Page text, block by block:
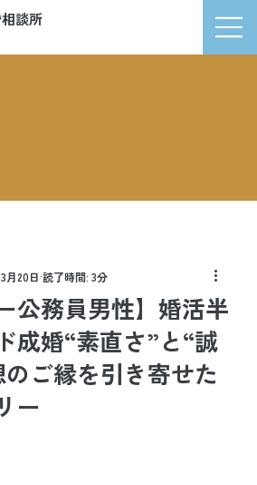
談所
公務員男性】婚活半
成婚“素直さ”と“誠
ご縁を引き寄せた
ー
3月20日 読了時間: 3分